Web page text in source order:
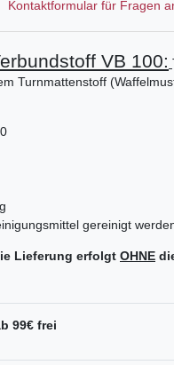
Kontaktformular für Fragen
VB 100:
Turnmattenstoff
gereinigt
Lieferung erfolgt OHNE
99€ frei